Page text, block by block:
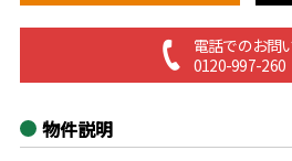
電話でのお問
0120-997-260
物件説明